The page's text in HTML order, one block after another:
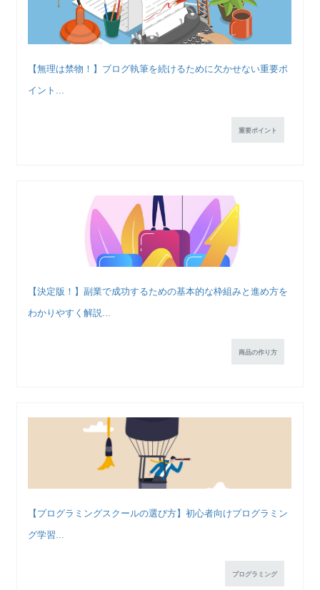
【無理は禁物！】ブログ執筆を続けるために欠かせない重要ポ
イント...
重要ポイント
【決定版！】副業で成功するための基本的な枠組みと進め方を
わかりやすく解説...
商品の作り方
【プログラミングスクールの選び方】初心者向けプログラミン
グ学習...
プログラミング